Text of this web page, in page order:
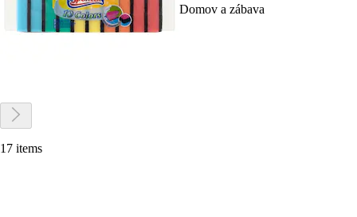
Domov a zábava
17 items